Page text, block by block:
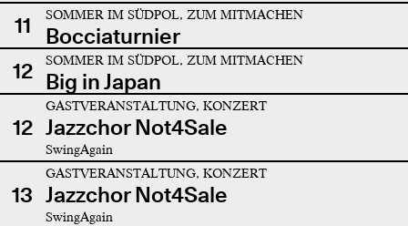
11 SOMMER IM SÜDPOL, ZUM MITMACHEN
Bocciaturnier
12
SOMMER IM SÜDPOL, ZUM MITMACHEN
Big in Japan
12
GASTVERANSTALTUNG, KONZERT
Jazzchor Not4Sale
SwingAgain
13
GASTVERANSTALTUNG, KONZERT
Jazzchor Not4Sale
SwingAgain